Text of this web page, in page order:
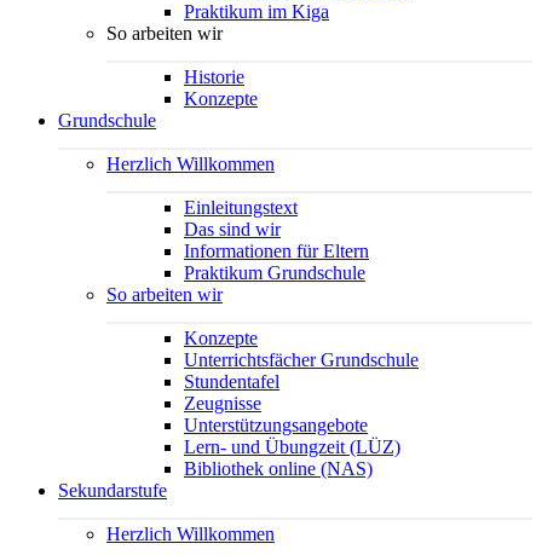
Praktikum im Kiga
So arbeiten wir
Historie
Konzepte
Grundschule
Herzlich Willkommen
Einleitungstext
Das sind wir
Informationen für Eltern
Praktikum Grundschule
So arbeiten wir
Konzepte
Unterrichtsfächer Grundschule
Stundentafel
Zeugnisse
Unterstützungsangebote
Lern- und Übungzeit (LÜZ)
Bibliothek online (NAS)
Sekundarstufe
Herzlich Willkommen